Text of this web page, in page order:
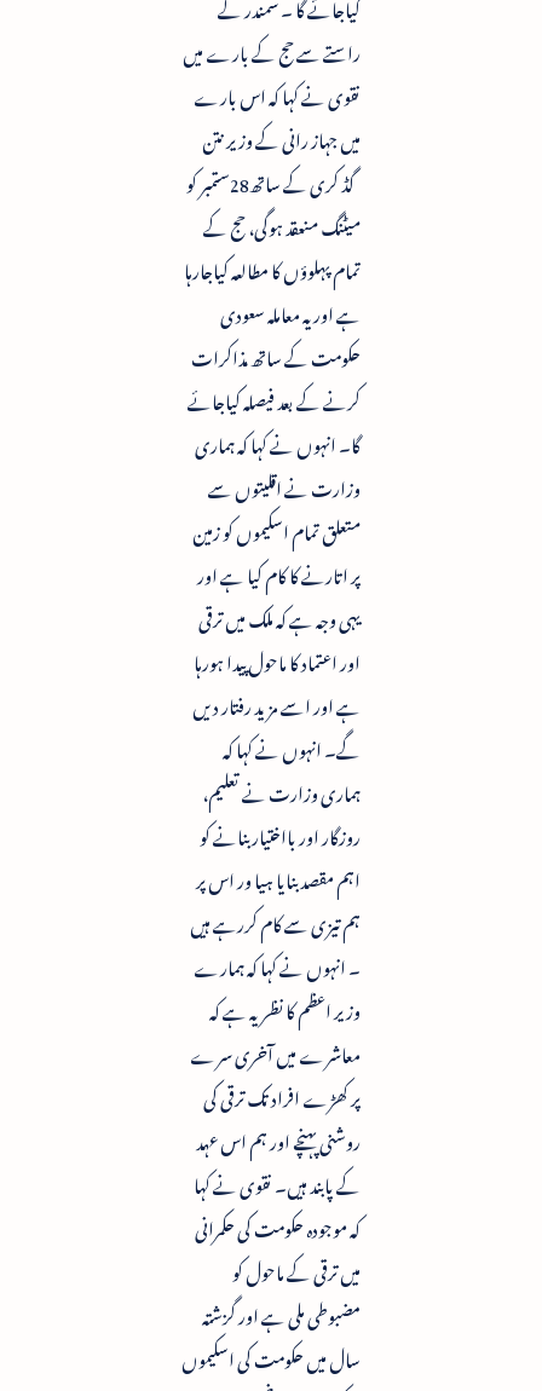
راستے سے حج کے بارے میں
نقوی نے کہا کہ اس بارے
میں جہاز رانی کے وزیر نتن
گڈ کری کے ساتھ28ستمبر کو
میٹنگ منعقد ہوگی، حج کے
تمام پہلوؤں کا مطالعہ کیاجارہا
ہے اور یہ معاملہ سعودی
حکومت کے ساتھ مذاکرات
کرنے کے بعد فیصلہ کیاجائے
گا۔ انہوں نے کہا کہ ہماری
وزارت نے اقلیتوں سے
متعلق تمام اسکیموں کو زمین
پر اتارنے کا کام کیا ہے اور
یہی وجہ ہے کہ ملک میں ترقی
اور اعتماد کا ماحول پیدا ہورہا
ہے اور اسے مزید رفتار دیں
گے۔ انہوں نے کہا کہ
ہماری وزارت نے تعلیم،
روزگار اور بااختیار بنانے کو
اہم مقصد بنایا ہیا ور اس پر
ہم تیزی سے کام کررہے ہیں
۔ انہوں نے کہا کہ ہمارے
وزیر اعظم کا نظریہ ہے کہ
معاشرے میں آخری سرے
پر کھڑے افراد تک ترقی کی
روشنی پہنچے اور ہم اس عہد
کے پابند ہیں۔ نقوی نے کہا
کہ موجودہ حکومت کی حکمرانی
میں ترقی کے ماحول کو
مضبوطی ملی ہے اور گزشتہ
سال میں حکومت کی اسکیموں